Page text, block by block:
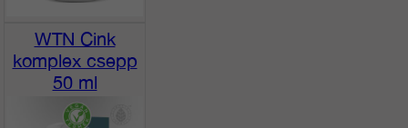
WTN Cink
komplex csepp
50 ml